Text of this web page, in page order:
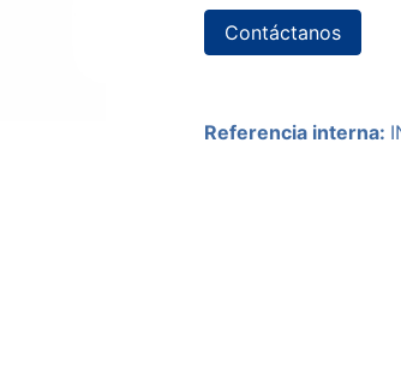
Contáctanos
Referencia interna: